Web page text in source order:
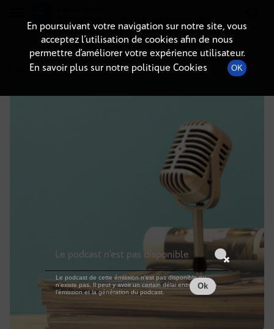
DÉTAILS DE L'ÉPISODE
28 juin 2025 à 14h59, durée : Invalid date
En poursuivant votre navigation sur notre site, vous
acceptez l’utilisation de cookies afin de nous
permettre d’améliorer votre expérience utilisateur.
En savoir plus sur notre politique Cookies
OK
Le podcast n'est pas disponible
Le podcast de cette émission n'est pas disponible ou
n'existe pas. Il peut y avoir un certain délai entre la fin de
l'émission et la génération du podcast.
Ok